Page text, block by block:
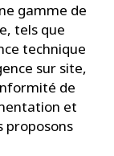
gamme de
tels que
technique
sur site,
de
et
proposons